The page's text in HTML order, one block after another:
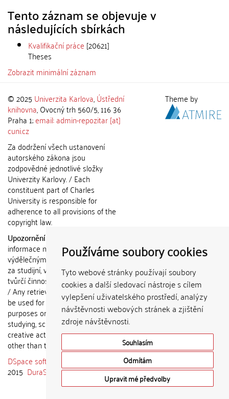
Používáme soubory cookies
Tyto webové stránky používají soubory
cookies a další sledovací nástroje s cílem
vylepšení uživatelského prostředí, analýzy
návštěvnosti webových stránek a zjištění
zdroje návštěvnosti.
Souhlasím
Odmítám
Upravit mé předvolby
Tento záznam se objevuje v
následujících sbírkách
Kvalifikační práce [20621]
Theses
Zobrazit minimální záznam
© 2025 Univerzita Karlova,Ústřední
knihovna, Ovocný trh 560/5, 116 36
Praha 1;email: admin-repozitar [at]
cuni.cz
Za dodržení všech ustanovení
autorského zákona jsou
zodpovědné jednotlivé složky
Univerzity Karlovy. / Each
constituent part of Charles
University is responsible for
adherence to all provisions of the
copyright law.
Upozornění / Notice:
informace nemohou být použity k
výdělečným účelům nebo vydávány
za studijní, vědeckou nebo jinou
tvůrčí činnost jiné osoby než autora.
/ Any retrieved information shall not
be used for any commercial
purposes or claimed as results of
studying, scientific or any other
creative activities of any person
other than the author.
DSpace software
copyright © 2002-
2015 DuraSpace
Theme by